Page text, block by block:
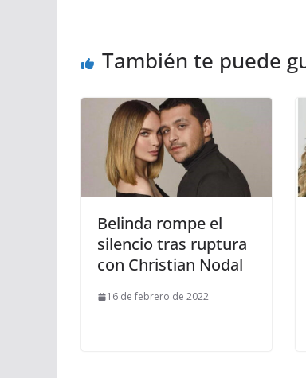
También te puede
Belinda rompe el
silencio tras ruptura
con Christian Nodal
16 de febrero de 2022